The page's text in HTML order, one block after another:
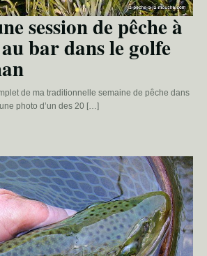
session de pêche à
bar dans le golfe
de ma traditionnelle semaine de pêche dans
photo d’un des 20 […]